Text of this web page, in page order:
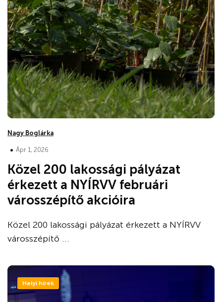
Nagy Boglárka
• Ápr 1, 2026
Közel 200 lakossági pályázat
érkezett a NYÍRVV februári
városszépítő akcióira
Közel 200 lakossági pályázat érkezett a NYÍRVV
városszépítő ...
Helyi hírek